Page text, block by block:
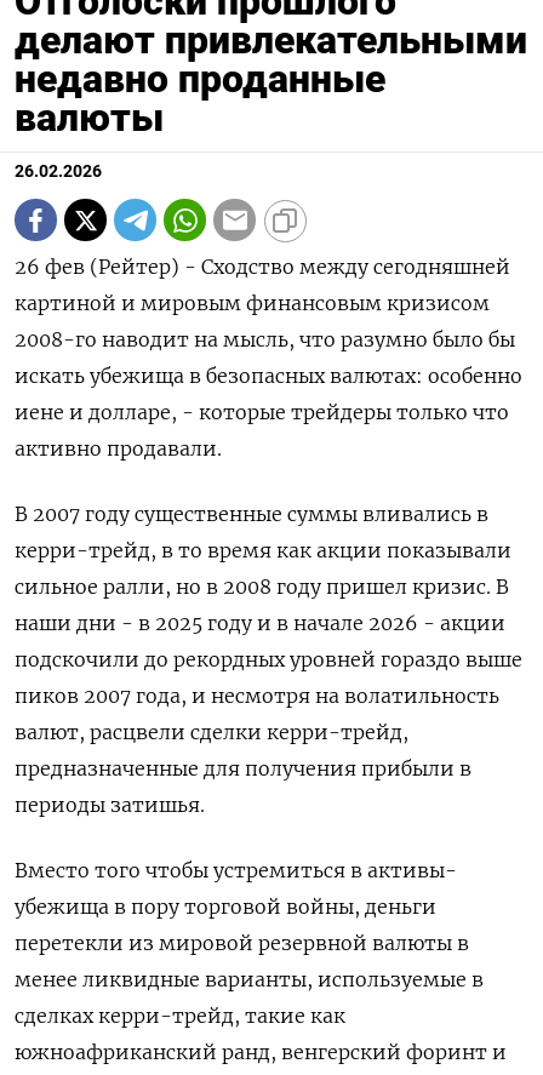
делают привлекательными
недавно проданные
валюты
26.02.2026
26 фев (Рейтер) - Сходство между сегодняшней
картиной и мировым финансовым кризисом
2008-го наводит на мысль, что разумно было бы
искать убежища в безопасных валютах: особенно
иене и долларе, - которые трейдеры только ‌что
активно продавали.
В 2007 году существенные суммы вливались в
керри-трейд, в то время как акции показывали
сильное ралли, но в 2008 году пришел кризис. В
наши дни - в 2025 году ​и в начале 2026 - акции ​
подскочили до рекордных уровней ​гораздо выше
пиков ⁠2007 года, и несмотря на волатильность
валют, расцвели сделки ‌керри-трейд,
предназначенные для получения прибыли в
периоды ‌затишья.
Вместо того чтобы устремиться в активы-
убежища в пору торговой войны, деньги
перетекли из мировой резервной ​валюты в
менее ликвидные варианты, используемые в
сделках керри-трейд, такие как
южноафриканский ‌ранд, венгерский форинт и